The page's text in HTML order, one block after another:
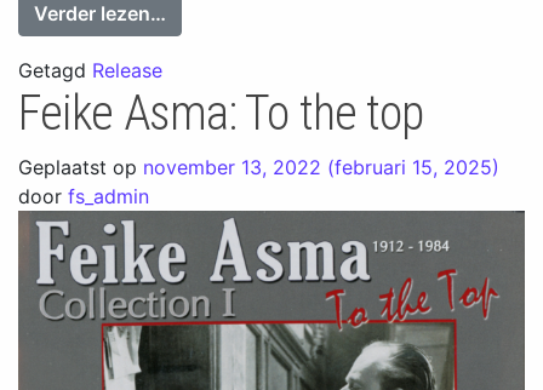
Verder lezen…
Getagd Release
Feike Asma: To the top
Geplaatst op november 13, 2022 (februari 15, 2025)
door fs_admin